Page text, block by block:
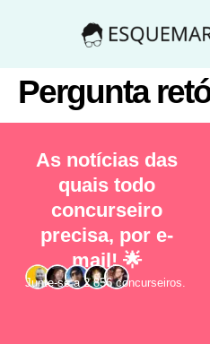
Pergunta
As notícias das
quais todo
concurseiro
precisa, por e-
mail! 🌟
Junte-se a 2.856 concurseiros.